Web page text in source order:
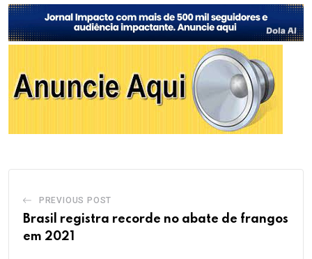
PREVIOUS POST
Brasil registra recorde no abate de frangos
em 2021